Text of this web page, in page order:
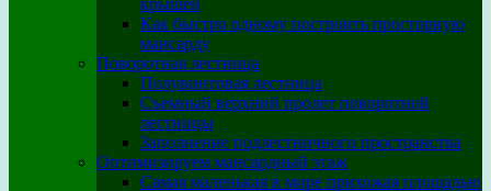
крышей
Как быстро одному построить просторную
мансарду
Поворотная лестница
Полувинтовая лестница
Съемный верхний пролет поворотной
лестницы
Заполнение подлестничного пространства
Оптимизируем мансардный этаж
Самая маленькая в мире прихожая площадью